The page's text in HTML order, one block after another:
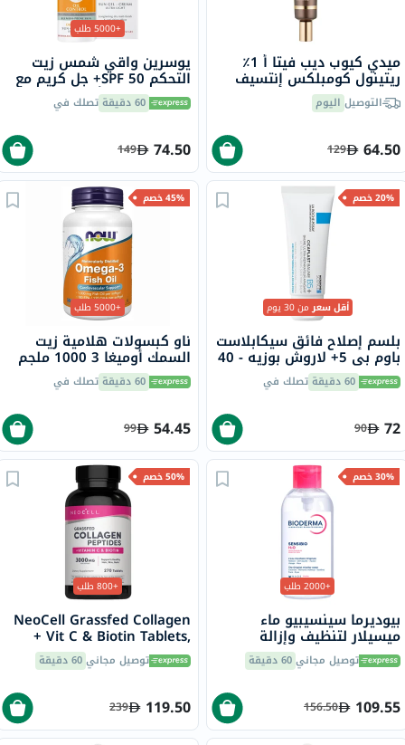
ميدي كيوب ديب فيتا أ 1٪
ريتينول كومبلكس إنتسيف
باونسينغ سيروم الوجه 30 مل
التوصيل اليوم
64.50
129
+5000 طلب
يوسرين واقي شمس زيت
التحكم SPF 50+ جل كريم مع
لمسة جافة وتأثير مضاد
لللمعان للبشرة المعرضة
60 دقيقة تصلك في
74.50
149
20% خصم
أقل سعرمن 30 يوم
بلسم إصلاح فائق سيكابلاست
باوم بي 5+ لاروش بوزيه - 40
مل 60 دقيقة تصلك في
72
90
45% خصم
+5000 طلب
ناو كبسولات هلامية زيت
السمك أوميغا 3 1000 ملجم
180 EPA / 120 DHA حزمة من
100 60 دقيقة تصلك في
54.45
99
30% خصم
+2000 طلب
بيوديرما سينسيبيو ماء
ميسيلار لتنظيف وإزالة
المكياج 850 ملتوصيل مجاني60 دقيقة
109.55
156.50
50% خصم
+800 طلب
NeoCell Grassfed Collagen
+ Vit C & Biotin Tablets,
Pack of 270's
توصيل مجاني60 دقيقة
119.50
239